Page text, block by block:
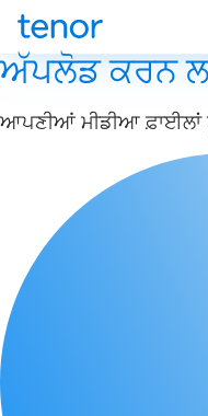
ਅੱਪਲੋਡ ਕਰਨ
ਆਪਣੀਆਂ ਮੀਡੀਆ